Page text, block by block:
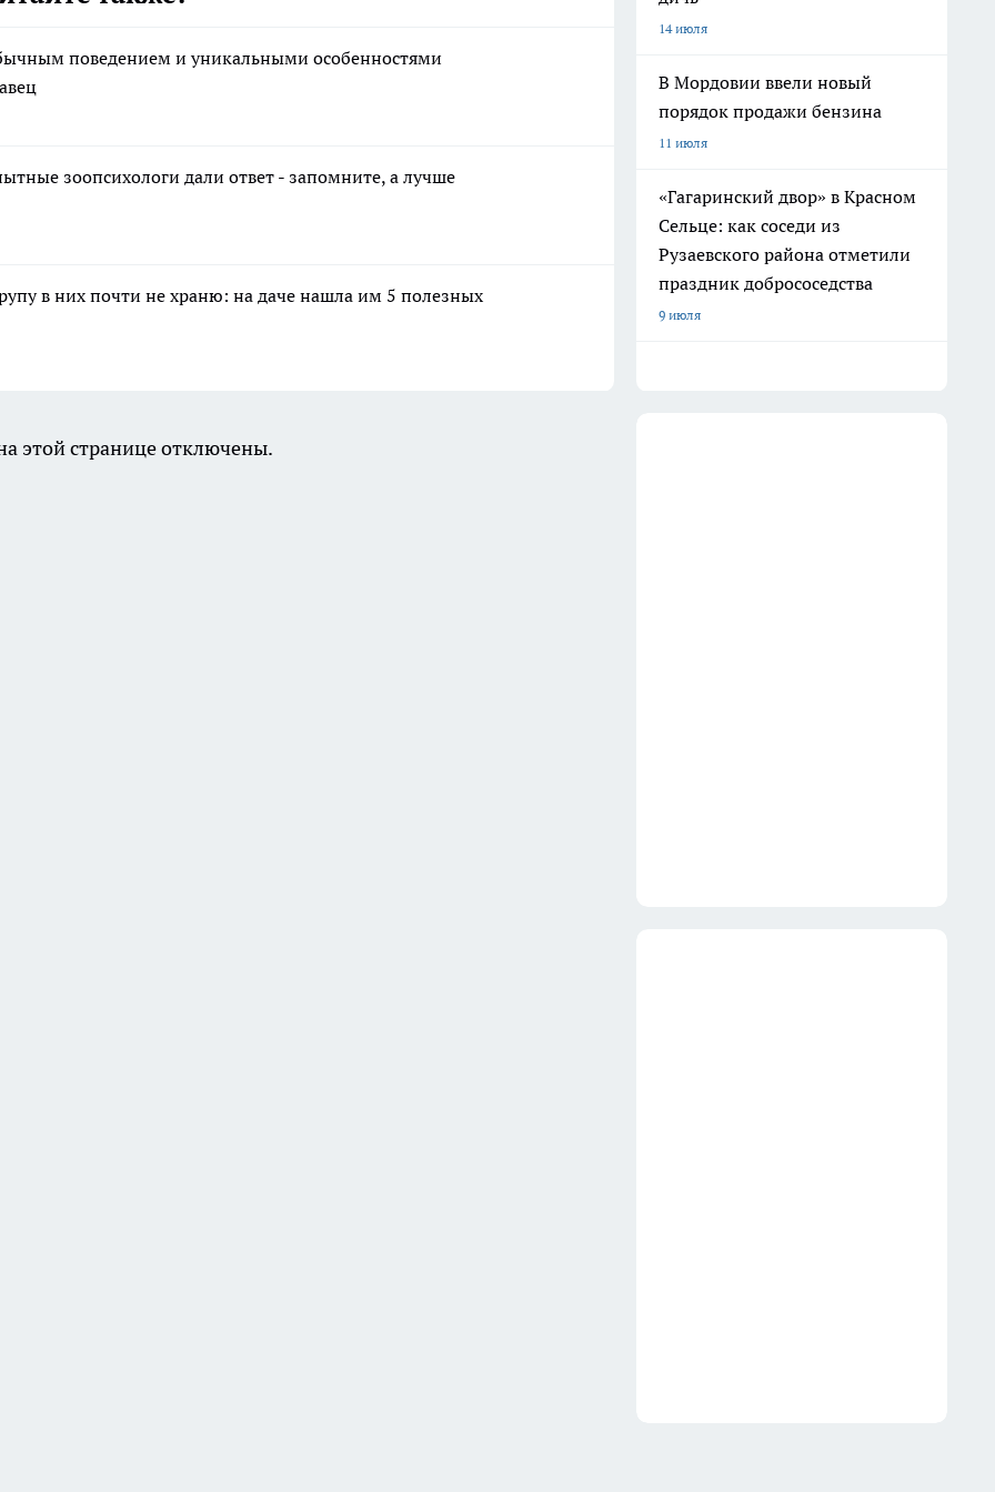
поведением и уникальными особенностями
зоопсихологи дали ответ - запомните, а лучше
в них почти не храню: на даче нашла им 5 полезных
14 июля
В Мордовии ввели новый
порядок продажи бензина
11 июля
«Гагаринский двор» в Красном
Сельце: как соседи из
Рузаевского района отметили
праздник добрососедства
9 июля
этой странице отключены.